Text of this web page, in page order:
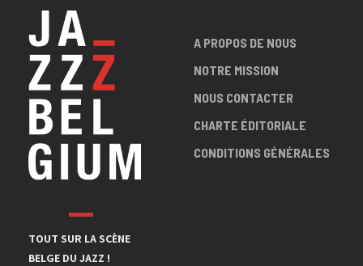
TOUT SUR LA SCÈNE
BELGE DU JAZZ !
A PROPOS DE NOUS
NOTRE MISSION
NOUS CONTACTER
CHARTE ÉDITORIALE
CONDITIONS GÉNÉRALES